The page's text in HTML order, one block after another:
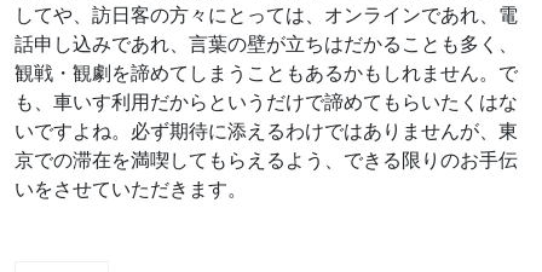
してや、訪日客の方々にとっては、オンラインであれ、電
話申し込みであれ、言葉の壁が立ちはだかることも多く、
観戦・観劇を諦めてしまうこともあるかもしれません。で
も、車いす利用だからというだけで諦めてもらいたくはな
いですよね。必ず期待に添えるわけではありませんが、東
京での滞在を満喫してもらえるよう、できる限りのお手伝
いをさせていただきます。